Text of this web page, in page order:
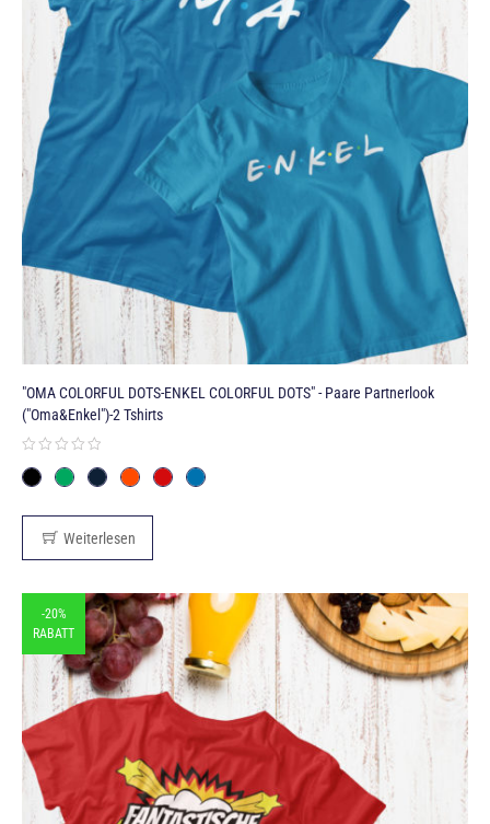
"OMA COLORFUL DOTS-ENKEL COLORFUL DOTS" - Paare Partnerlook
("Oma&Enkel")-2 Tshirts
Weiterlesen
-20%
RABATT